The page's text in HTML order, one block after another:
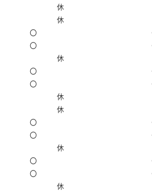
休
休
〇
〇
休
〇
〇
休
休
〇
〇
休
〇
〇
休